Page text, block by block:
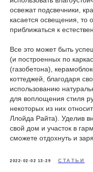
освежат подсвечники,
касается освещения, то
приближаться к
Все это может быть
(и построенных по
(газобетона),
коттеджей, благодаря
использованию
для воплощения стиля
некоторых из них
Ллойда Райта). Уделив
свой дом и участок в
сможете отдохнуть и
2022-02-02 13:29 СТАТЬИ